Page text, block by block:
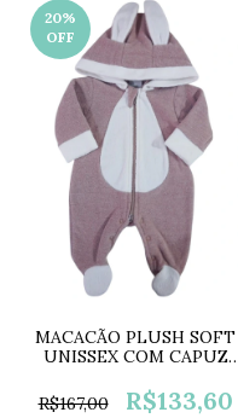
20%
OFF
MACACÃO PLUSH SOFT
UNISSEX COM CAPUZ
AB2210
R$167,00 R$133,60